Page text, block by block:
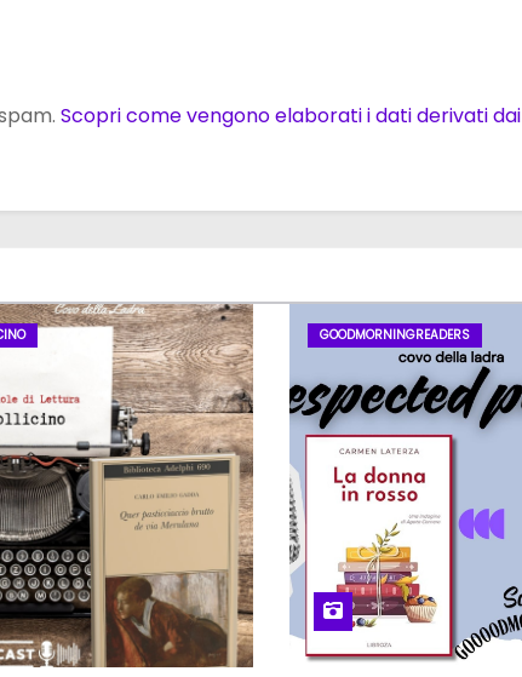
Scopri come vengono elaborati i dati derivati dai
GOODMORNINGREADERS